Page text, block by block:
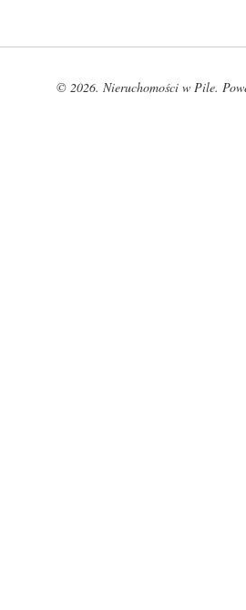
© 2026. Nieruchomości w Pile.